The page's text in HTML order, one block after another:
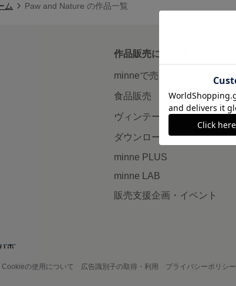
ム Paw and Nature の作品一覧
作品販売について
minneで売りたい
食品販売
ヴィンテージ販売
ダウンロード販売
minne PLUS
minne LAB
販売支援企画・イベント
Cookieの使用について 広告識別子の取得・利用 プライバシーポリシー